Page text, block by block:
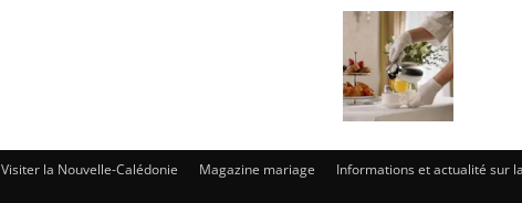
Visiter la Nouvelle-Calédonie Magazine mariage Informations et actualité sur